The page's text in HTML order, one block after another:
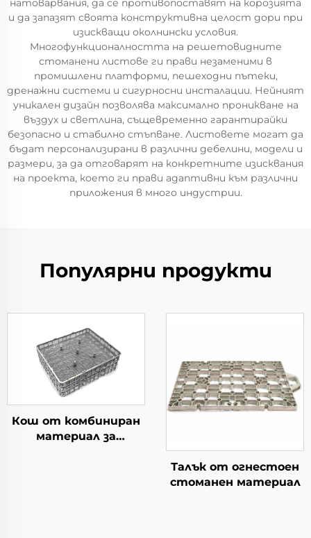
натоварвания, да се противопоставят на корозията
и да запазят своята конструктивна целост дори при
изискващи околнински условия.
Многофункционалността на решетовидните
стоманени листове ги прави незаменими в
промишлени платформи, пешеходни пътеки,
дренажни системи и сигурносни инсталации. Нейният
уникален дизайн позволява максимално проникване на
въздух и светлина, същевременно гарантирайки
безопасно и стабилно стъпване. Листовете могат да
бъдат персонализирани в различни дебелини, модели и
размери, за да отговарят на конкретните изисквания
на проекта, което ги прави адаптивни към различни
приложения в много индустрии.
Популярни продукти
Кош от комбиниран
материал за
Талък от огнестоен
стоманен материал